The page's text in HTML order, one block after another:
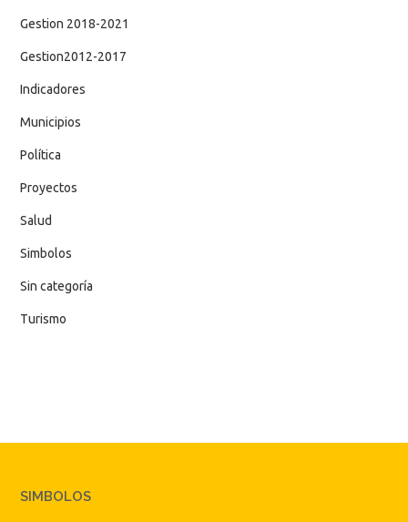
Gestion 2018-2021
Gestion2012-2017
Indicadores
Municipios
Política
Proyectos
Salud
Simbolos
Sin categoría
Turismo
SIMBOLOS